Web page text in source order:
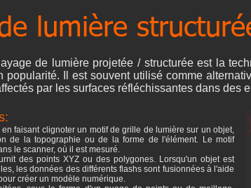
lumière
de lumière projetée / structurée est la
popularité. Il est souvent utilisé comme
par les surfaces réfléchissantes dans des
faisant clignoter un motif de grille de lumière sur un objet,
de la topographie ou de la forme de l'élément. Le motif
le scanner, où il est mesuré.
des points XYZ ou des polygones. Lorsqu'un objet est
les données des différents flashs sont fusionnées à l'aide
créer un modèle numérique.